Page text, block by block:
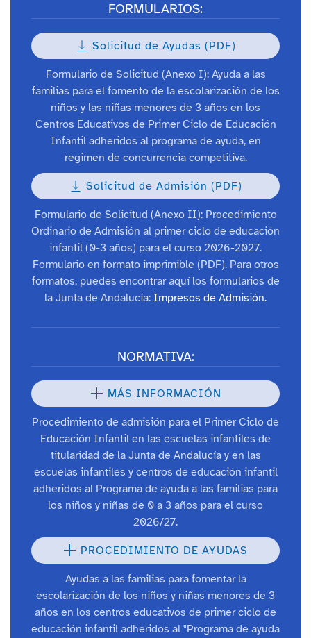
FORMULARIOS:
Solicitud de Ayudas (PDF)
Formulario de Solicitud (Anexo I): Ayuda a las
familias para el fomento de la escolarización de los
niños y las niñas menores de 3 años en los
Centros Educativos de Primer Ciclo de Educación
Infantil adheridos al programa de ayuda, en
regimen de concurrencia competitiva.
Solicitud de Admisión (PDF)
Formulario de Solicitud (Anexo II): Procedimiento
Ordinario de Admisión al primer ciclo de educación
infantil (0-3 años) para el curso 2026-2027.
Formulario en formato imprimible (PDF). Para otros
formatos, puedes encontrar aquí los formularios de
la Junta de Andalucía: Impresos de Admisión.
NORMATIVA:
MÁS INFORMACIÓN
Procedimiento de admisión para el Primer Ciclo de
Educación Infantil en las escuelas infantiles de
titularidad de la Junta de Andalucía y en las
escuelas infantiles y centros de educación infantil
adheridos al Programa de ayuda a las familias para
los niños y niñas de 0 a 3 años para el curso
2026/27.
PROCEDIMIENTO DE AYUDAS
Ayudas a las familias para fomentar la
escolarización de los niños y niñas menores de 3
años en los centros educativos de primer ciclo de
educación infantil adheridos al "Programa de ayuda